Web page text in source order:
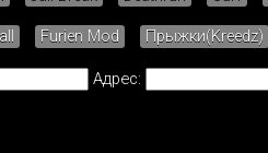
Furien Mod Прыжки(Kreedz)
Адрес: